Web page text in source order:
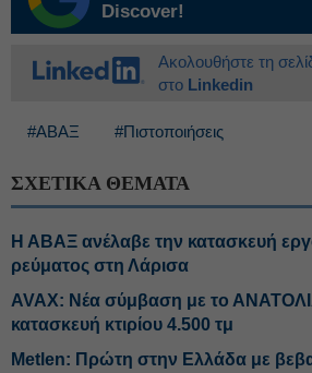
Discover!
Ακολουθήστε τη
στο Linkedin
#ΑΒΑΞ #Πιστοποιήσεις
ΣΧΕΤΙΚΑ ΘΕΜΑΤΑ
Η ΑΒΑΞ ανέλαβε την κατασκευή
ρεύματος στη Λάρισα
AVAX: Νέα σύμβαση με το
κατασκευή κτιρίου 4.500 τμ
Metlen: Πρώτη στην Ελλάδα με